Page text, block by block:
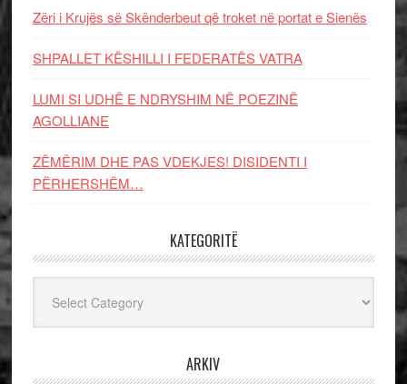
Zëri i Krujës së Skënderbeut që troket në portat e Sienës
SHPALLET KËSHILLI I FEDERATËS VATRA
LUMI SI UDHË E NDRYSHIM NË POEZINË
AGOLLIANE
ZËMËRIM DHE PAS VDEKJES! DISIDENTI I
PËRHERSHËM…
KATEGORITË
ARKIV